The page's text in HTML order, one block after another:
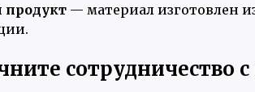
продукт — материал изготовлен
сотрудничество